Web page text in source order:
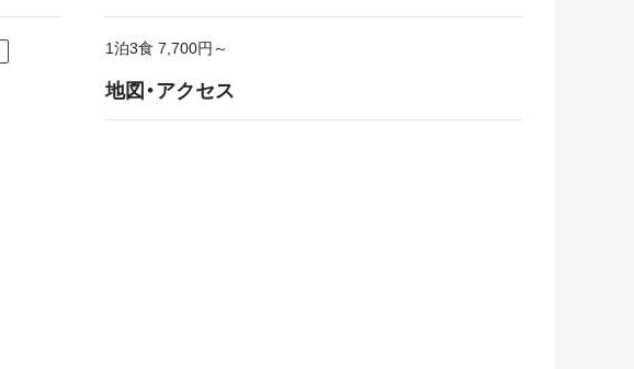
1泊3食 7,700円～
地図・アクセス